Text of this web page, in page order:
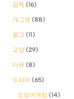
감독 (16)
개그맨 (88)
광고 (11)
교양 (29)
다큐 (8)
드라마 (65)
오징어게임 (14)